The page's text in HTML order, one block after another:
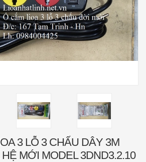
3 LỖ 3 CHẤU DÂY 3M
MỚI MODEL 3DND3.2.10